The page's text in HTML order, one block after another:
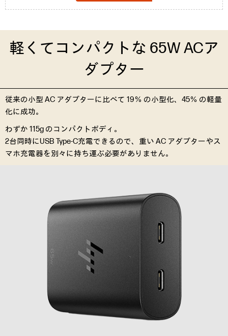
軽くてコンパクトな 65W ACア
ダプター
従来の小型 AC アダプターに比べて 19％ の小型化、45％ の軽量
化に成功。
わずか 115g のコンパクトボディ。
2台同時にUSB Type-C充電できるので、重い AC アダプターやス
マホ充電器を別々に持ち運ぶ必要がありません。